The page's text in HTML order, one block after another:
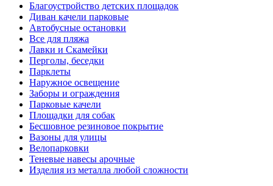
Благоустройство детских площадок
Диван качели парковые
Автобусные остановки
Все для пляжа
Лавки и Скамейки
Перголы, беседки
Парклеты
Наружное освещение
Заборы и ограждения
Парковые качели
Площадки для собак
Бесшовное резиновое покрытие
Вазоны для улицы
Велопарковки
Теневые навесы арочные
Изделия из металла любой сложности